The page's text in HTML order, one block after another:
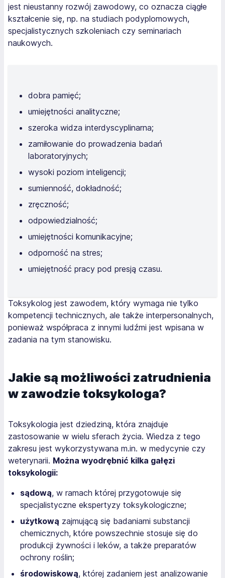
jest nieustanny rozwój zawodowy, co oznacza ciągłe
kształcenie się, np. na studiach podyplomowych,
specjalistycznych szkoleniach czy seminariach
naukowych.
dobra pamięć;
umiejętności analityczne;
szeroka widza interdyscyplinarna;
zamiłowanie do prowadzenia badań
laboratoryjnych;
wysoki poziom inteligencji;
sumienność, dokładność;
zręczność;
odpowiedzialność;
umiejętności komunikacyjne;
odporność na stres;
umiejętność pracy pod presją czasu.
Toksykolog jest zawodem, który wymaga nie tylko
kompetencji technicznych, ale także interpersonalnych,
ponieważ współpraca z innymi ludźmi jest wpisana w
zadania na tym stanowisku.
Jakie są możliwości zatrudnienia
w zawodzie toksykologa?
Toksykologia jest dziedziną, która znajduje
zastosowanie w wielu sferach życia. Wiedza z tego
zakresu jest wykorzystywana m.in. w medycynie czy
weterynarii. Można wyodrębnić kilka gałęzi
toksykologii:
sądową, w ramach której przygotowuje się
specjalistyczne ekspertyzy toksykologiczne;
użytkową zajmującą się badaniami substancji
chemicznych, które powszechnie stosuje się do
produkcji żywności i leków, a także preparatów
ochrony roślin;
środowiskową, której zadaniem jest analizowanie